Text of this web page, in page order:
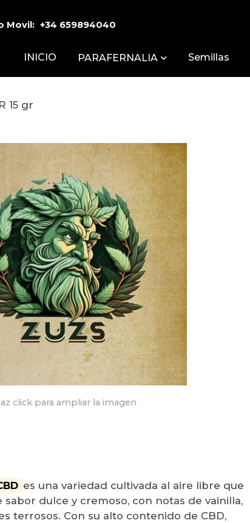
Movil: +34 659894040
INICIO PARAFERNALIA Semillas
15 gr
click para ampliar la imagen
es una variedad cultivada al aire libre que
dulce y cremoso, con notas de vainilla,
terrosos. Con su alto contenido de CBD,